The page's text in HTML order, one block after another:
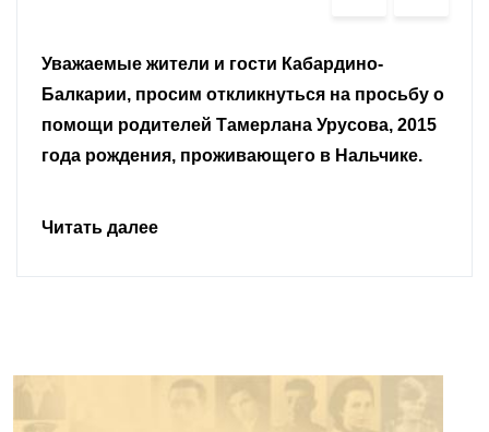
Уважаемые земляки и все неравнодушные
граждане.
Читать далее